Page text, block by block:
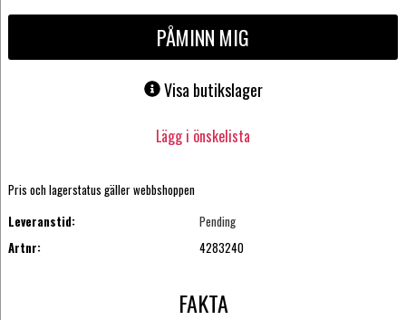
Album
PÅMINN MIG
Visa butikslager
Lägg i önskelista
Pris och lagerstatus gäller webbshoppen
Leveranstid:
Pending
Artnr:
4283240
FAKTA